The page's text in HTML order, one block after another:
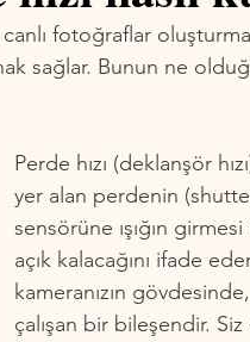
canlı fotoğraflar
sağlar. Bunun ne
Perde hızı (deklanşör
yer alan perdenin
sensörüne ışığın
açık kalacağını ifade
kameranızın
çalışan bir bileşendir.